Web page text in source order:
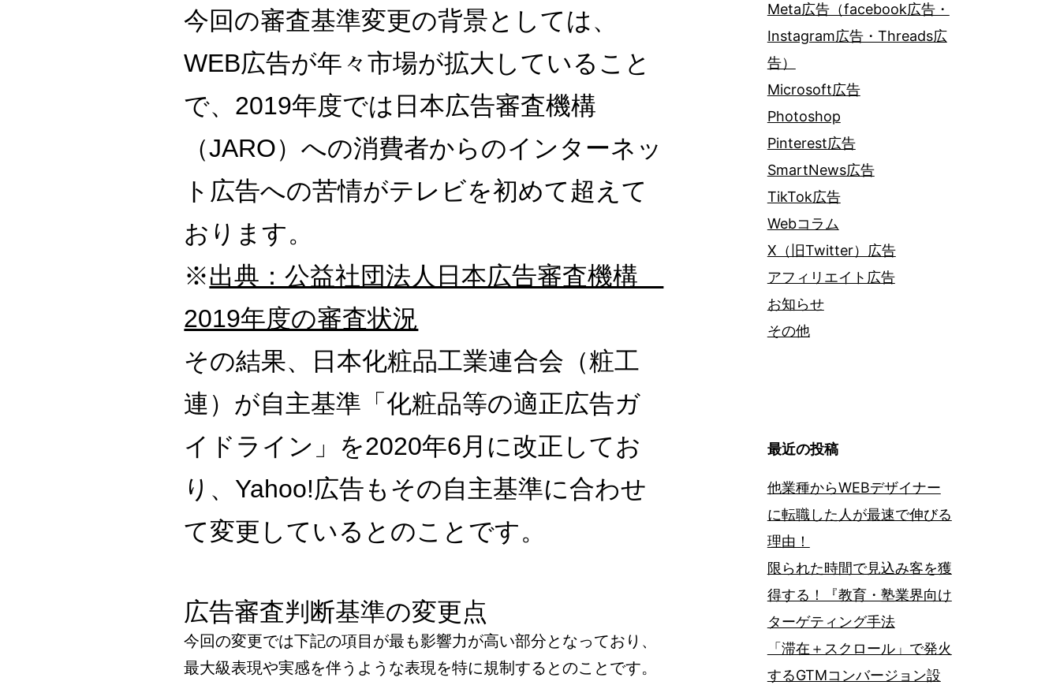
今回の審査基準変更の背景としては、
WEB広告が年々市場が拡大していること
で、2019年度では日本広告審査機構
（JARO）への消費者からのインターネッ
ト広告への苦情がテレビを初めて超えて
おります。
※出典：公益社団法人日本広告審査機構
2019年度の審査状況
その結果、
日本化粧品工業連合会（粧工
連）が自主基準「化粧品等の適正広告ガ
イドライン」を2020年6月に改正してお
り、Yahoo!広告もその自主基準に合わせ
て変更しているとのことです。
広告審査判断基準の変更点
今回の変更では下記の項目が最も影響力が高い部分となっており、
最大級表現や実感を伴うような表現を特に規制するとのことです。
Meta広告（facebook広告・
Instagram広告・Threads広
告）
Microsoft広告
Photoshop
Pinterest広告
SmartNews広告
TikTok広告
Webコラム
X（旧Twitter）広告
アフィリエイト広告
お知らせ
その他
最近の投稿
他業種からWEBデザイナー
に転職した人が最速で伸びる
理由！
限られた時間で見込み客を獲
得する！『教育・塾業界向け
ターゲティング手法
「滞在＋スクロール」で発火
するGTMコンバージョン設